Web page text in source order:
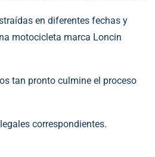
en diferentes fechas y
motocicleta marca Loncin
tan pronto culmine el proceso
correspondientes.